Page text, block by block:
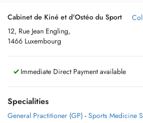
Cabinet de Kiné et d'Ostéo du Sport
12, Rue Jean Engling,
1466 Luxembourg
Immediate Direct Payment available
Specialities
General Practitioner (GP) - Sports Medicine